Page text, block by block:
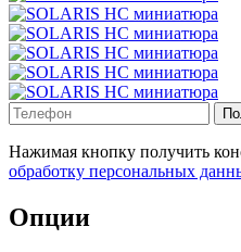
Нажимая кнопку получить
обработку персональных
Опции